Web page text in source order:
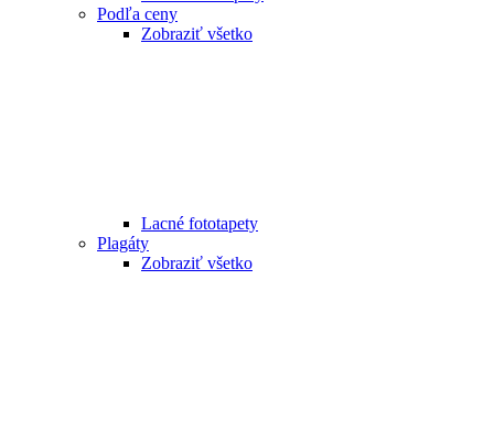
Podľa ceny
Zobraziť všetko
Lacné fototapety
Plagáty
Zobraziť všetko